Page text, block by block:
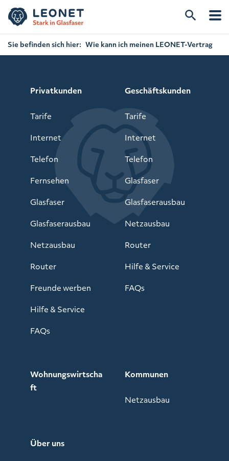
Sie befinden sich hier: Wie kann ich meinen LEONET-Vertrag
Privatkunden
Tarife
Internet
Telefon
Fernsehen
Glasfaser
Glasfaserausbau
Netzausbau
Router
Freunde werben
Hilfe & Service
FAQs
Geschäftskunden
Tarife
Internet
Telefon
Glasfaser
Glasfaserausbau
Netzausbau
Router
Hilfe & Service
FAQs
Wohnungswirtscha
ft
Kommunen
Netzausbau
Über uns